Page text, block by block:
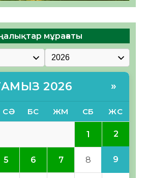
мұрағаты
2026 »
СӘ БС ЖМ СБ ЖС
1 2
5 6 7 8 9